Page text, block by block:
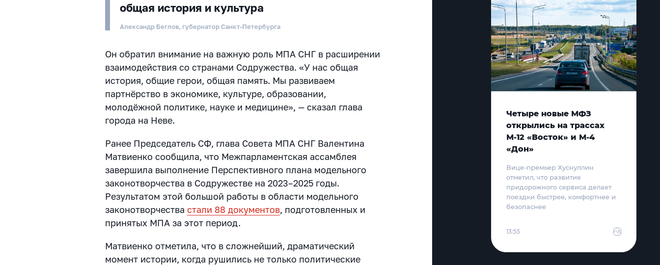
общая история и культура
Александр Беглов, губернатор Санкт-Петербурга
Он обратил внимание на важную роль МПА СНГ в расширении
взаимодействия со странами Содружества. «У нас общая
история, общие герои, общая память. Мы развиваем
партнёрство в экономике, культуре, образовании,
молодёжной политике, науке и медицине», — сказал глава
города на Неве.
Ранее Председатель СФ, глава Совета МПА СНГ Валентина
Матвиенко сообщила, что Межпарламентская ассамблея
завершила выполнение Перспективного плана модельного
законотворчества в Содружестве на 2023–2025 годы.
Результатом этой большой работы в области модельного
законотворчествастали 88 документов, подготовленных и
принятых МПА за этот период.
Матвиенко отметила, что в сложнейший, драматический
момент истории, когда рушились не только политические
Четыре новые МФЗ
открылись на трассах
М-12 «Восток» и М-4
«Дон»
Вице-премьер Хуснуллин
отметил, что развитие
придорожного сервиса делает
поездки быстрее, комфортнее и
безопаснее
13:55